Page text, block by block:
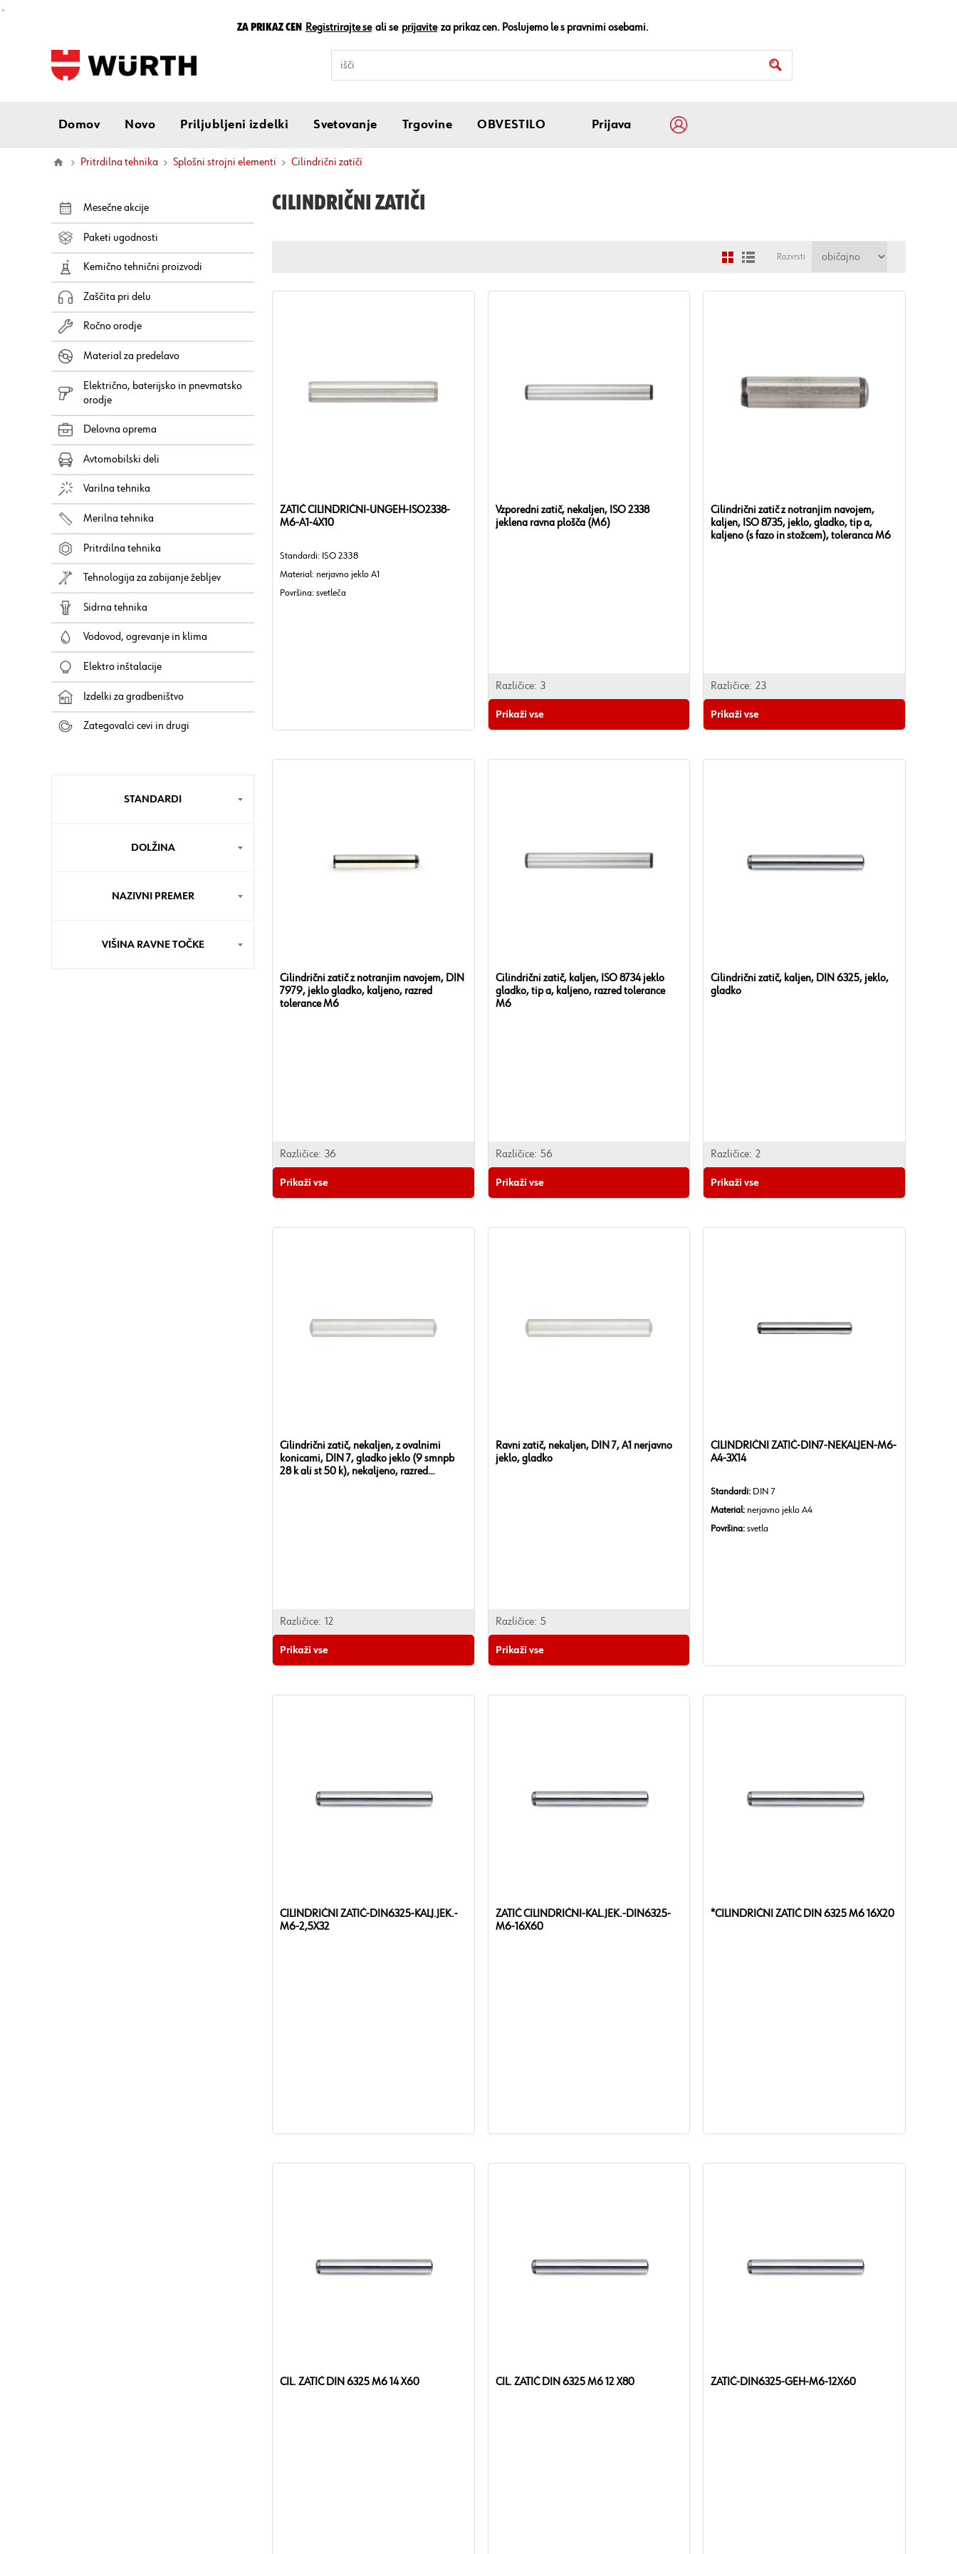
¸
Za prikaz cen
Registrirajte se ali se prijavite za prikaz cen. Poslujemo le s pravnimi osebami.
Mesečne akcije
Paketi ugodnosti
Kemično tehnični proizvodi
Zaščita pri delu
Ročno orodje
Material za predelavo
Električno, baterijsko in pnevmatsko
orodje
Delovna oprema
Avtomobilski deli
Varilna tehnika
Merilna tehnika
Pritrdilna tehnika
Tehnologija za zabijanje žebljev
Sidrna tehnika
Vodovod, ogrevanje in klima
Elektro inštalacije
Izdelki za gradbeništvo
Zategovalci cevi in drugi
Domov Novo Priljubljeni izdelki Svetovanje Trgovine OBVESTILO Prijava
Pritrdilna tehnika Splošni strojni elementi cilindrični zatiči
CILINDRIČNI ZATIČI
Razvrsti
ZATIČ CILINDRIČNI-UNGEH-ISO2338-
M6-A1-4X10
Standardi: ISO 2338
Material: nerjavno jeklo A1
Površina: svetleča
Vzporedni zatič, nekaljen, ISO 2338
jeklena ravna plošča (M6)
Različice: 3
Prikaži vse
Cilindrični zatič z notranjim navojem,
kaljen, ISO 8735, jeklo, gladko, tip a,
kaljeno (s fazo in stožcem), toleranca M6
Različice: 23
Prikaži vse
Cilindrični zatič z notranjim navojem, DIN
7979, jeklo gladko, kaljeno, razred
tolerance M6
Različice: 36
Prikaži vse
Cilindrični zatič, kaljen, ISO 8734 jeklo
gladko, tip a, kaljeno, razred tolerance
M6
Različice: 56
Prikaži vse
Cilindrični zatič, kaljen, DIN 6325, jeklo,
gladko
Različice: 2
Prikaži vse
Cilindrični zatič, nekaljen, z ovalnimi
konicami, DIN 7, gladko jeklo (9 smnpb
28 k ali st 50 k), nekaljeno, razred
Različice: 12
Prikaži vse
Ravni zatič, nekaljen, DIN 7, A1 nerjavno
jeklo, gladko
Različice: 5
Prikaži vse
CILINDRIČNI ZATIČ-DIN7-NEKALJEN-M6-
A4-3X14
Standardi: DIN 7
Material: nerjavno jeklo A4
Površina: svetla
CILINDRIČNI ZATIČ-DIN6325-KALJ.JEK.-
M6-2,5X32
ZATIČ CILINDRIČNI-KAL.JEK.-DIN6325-
M6-16X60
*CILINDRIČNI ZATIČ DIN 6325 M6 16X20
CIL. ZATIČ DIN 6325 M6 14 X60 CIL. ZATIČ DIN 6325 M6 12 X80 ZATIČ-DIN6325-GEH-M6-12X60
STANDARDI
DOLŽINA
NAZIVNI PREMER
VIŠINA RAVNE TOČKE